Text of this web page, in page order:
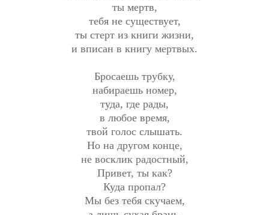
ты мертв,
тебя не существует,
ты стерт из книги жизни,
и вписан в книгу мертвых.
Бросаешь трубку,
набираешь номер,
туда, где рады,
в любое время,
твой голос слышать.
Но на другом конце,
не восклик радостный,
Привет, ты как?
Куда пропал?
Мы без тебя скучаем,